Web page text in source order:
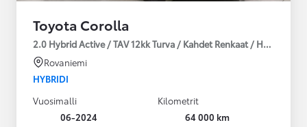
Toyota Corolla
2.0 Hybrid Active / TAV 12kk Turva / Kahdet Renkaat /
Rovaniemi
HYBRIDI
Vuosimalli
06-2024
Kilometrit
64 000 km